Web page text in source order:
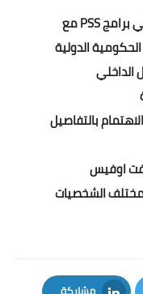
• خبرة سنة واحدة على الأقل في العمل في برامج PSS مع
الدولية
الداخلي
بالتفاصيل
اوفيس
مختلف الشخصيات